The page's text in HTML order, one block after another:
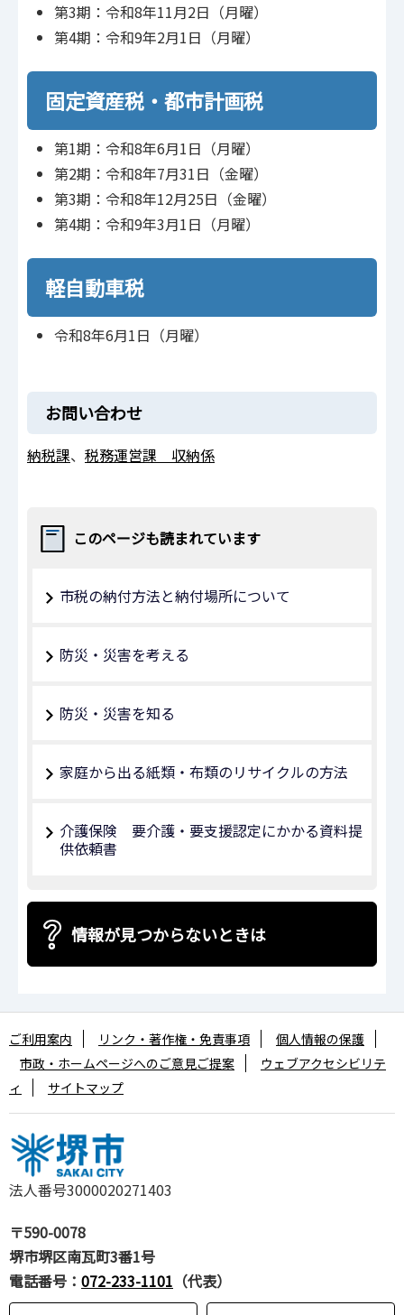
第3期：令和8年11月2日（月曜）
第4期：令和9年2月1日（月曜）
固定資産税・都市計画税
第1期：令和8年6月1日（月曜）
第2期：令和8年7月31日（金曜）
第3期：令和8年12月25日（金曜）
第4期：令和9年3月1日（月曜）
軽自動車税
令和8年6月1日（月曜）
お問い合わせ
納税課、 税務運営課 収納係
このページも読まれています
市税の納付方法と納付場所について
防災・災害を考える
防災・災害を知る
家庭から出る紙類・布類のリサイクルの方法
介護保険 要介護・要支援認定にかかる資料提
供依頼書
情報が見つからないときは
法人番号3000020271403
〒590-0078
堺市堺区南瓦町3番1号
電話番号： 072-233-1101 （代表）
ご利用案内 リンク・著作権・免責事項
個人情報の保護
市政・ホームページへのご意見ご提案
ウェブアクセシビリテ
ィ
サイトマップ